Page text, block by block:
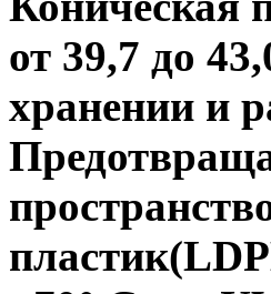
от 39,7 до
хранении и